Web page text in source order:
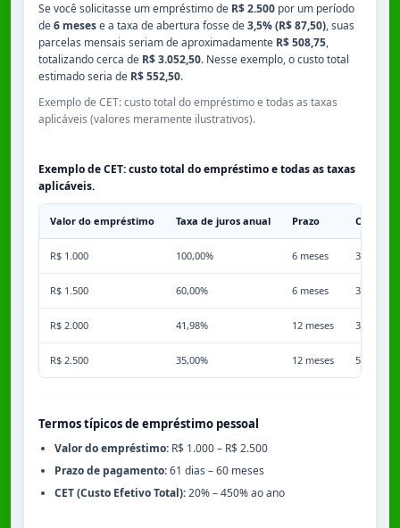
Se você solicitasse um empréstimo de R$ 2.500 por um período
de6 mesese a taxa de abertura fosse de3,5% (R$ 87,50), suas
parcelas mensais seriam de aproximadamente R$ 508,75,
totalizando cerca de R$ 3.052,50. Nesse exemplo, o custo total
estimado seria de R$ 552,50.
Exemplo de CET: custo total do empréstimo e todas as taxas
aplicáveis (valores meramente ilustrativos).
Exemplo de CET: custo total do empréstimo e todas as taxas
aplicáveis.
Valor do empréstimo Taxa de juros anual Prazo
R$ 1.000 100,00% 6 meses 3,50%
R$ 1.500 60,00% 6 meses 3,50%
R$ 2.000 41,98% 12 meses 3,50%
R$ 2.500 35,00% 12 meses 5,00%
Termos típicos de empréstimo pessoal
Valor do empréstimo: R$ 1.000 – R$ 2.500
Prazo de pagamento:61 dias – 60 meses
CET (Custo Efetivo Total):20% – 450% ao ano